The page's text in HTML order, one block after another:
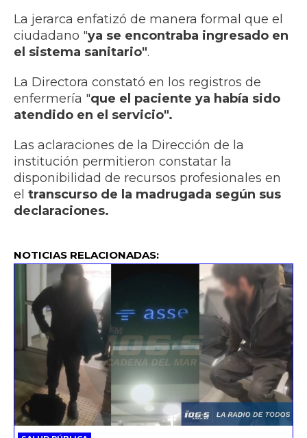
La jerarca enfatizó de manera formal que el
ciudadano "ya se encontraba ingresado en
el sistema sanitario".
La Directora constató en los registros de
enfermería "que el paciente ya había sido
atendido en el servicio".
Las aclaraciones de la Dirección de la
institución permitieron constatar la
disponibilidad de recursos profesionales en
el transcurso de la madrugada según sus
declaraciones.
NOTICIAS RELACIONADAS: